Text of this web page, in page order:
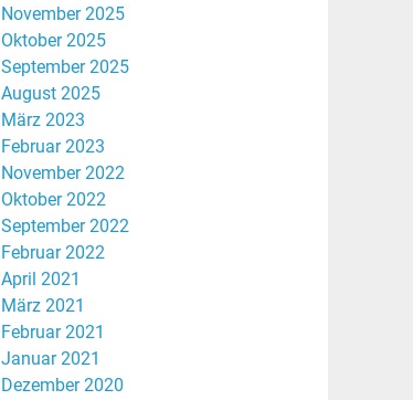
November 2025
Oktober 2025
September 2025
August 2025
März 2023
Februar 2023
November 2022
Oktober 2022
September 2022
Februar 2022
April 2021
März 2021
Februar 2021
Januar 2021
Dezember 2020